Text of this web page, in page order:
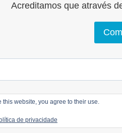
Acreditamos que através
this website, you agree to their use.
de privacidade